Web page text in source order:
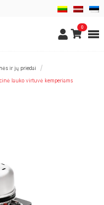
0
ir jų priedai
lauko virtuvė kemperiams